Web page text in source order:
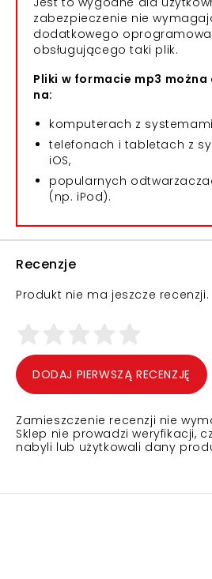
zabezpieczenie nie
dodatkowego
obsługującego taki plik.
Pliki w formacie mp3
na:
komputerach z systemami
telefonach i tabletach z
iOS,
popularnych
(np. iPod).
Recenzje
Produkt nie ma jeszcze recenzji.
DODAJ PIERWSZĄ RECENZJĘ
Zamieszczenie recenzji nie
Sklep nie prowadzi weryfikacji,
nabyli lub użytkowali dany